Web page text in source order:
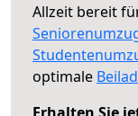
Allzeit bereit
optimale